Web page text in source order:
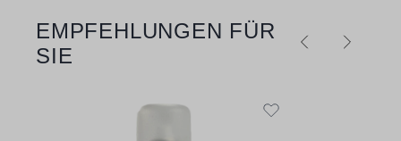
Produktgalerie überspringen
EMPFEHLUNGEN FÜR
SIE